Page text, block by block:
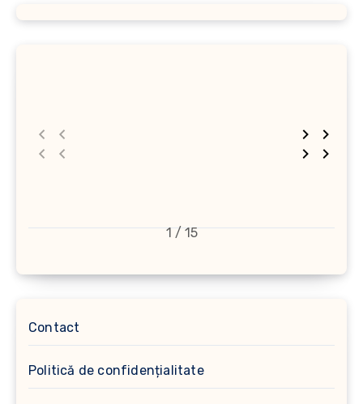
1 / 15
Contact
Politică de confidențialitate